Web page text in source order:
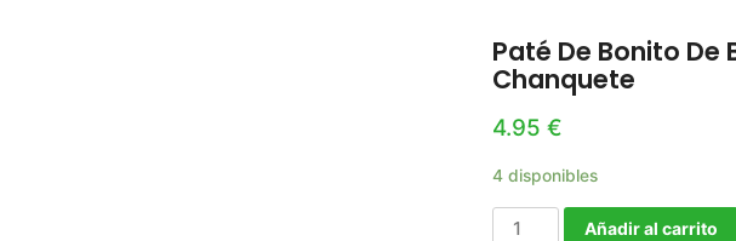
Paté De Bonito De
Chanquete
4.95€
4 disponibles
Añadir al carrito